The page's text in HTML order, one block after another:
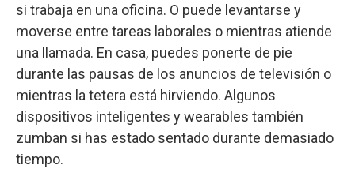
si trabaja en una oficina. O puede levantarse y
moverse entre tareas laborales o mientras atiende
una llamada. En casa, puedes ponerte de pie
durante las pausas de los anuncios de televisión o
mientras la tetera está hirviendo. Algunos
dispositivos inteligentes y wearables también
zumban si has estado sentado durante demasiado
tiempo.